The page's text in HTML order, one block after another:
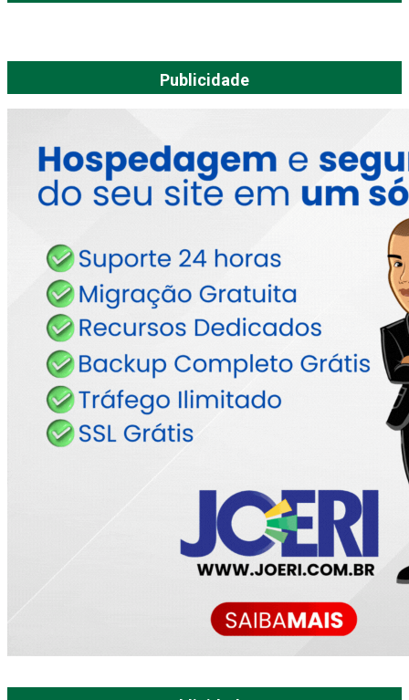
Publicidade